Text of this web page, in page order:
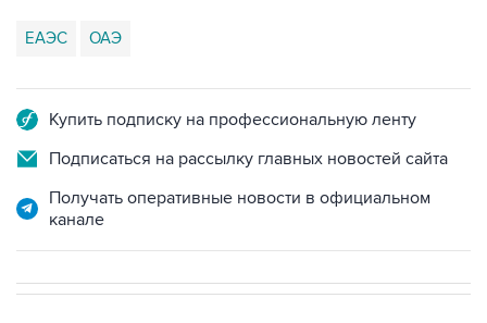
ЕАЭС ОАЭ
Купить подписку на профессиональную ленту
Подписаться на рассылку главных новостей сайта
Получать оперативные новости в официальном
канале